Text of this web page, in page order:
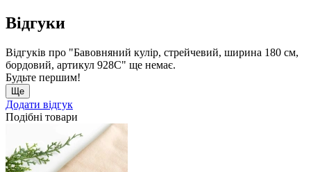
Відгуки
Відгуків про "Бавовняний кулір, стрейчевий, ширина 180 см,
бордовий, артикул 928С" ще немає.
Будьте першим!
Ще
Додати відгук
Подібні товари